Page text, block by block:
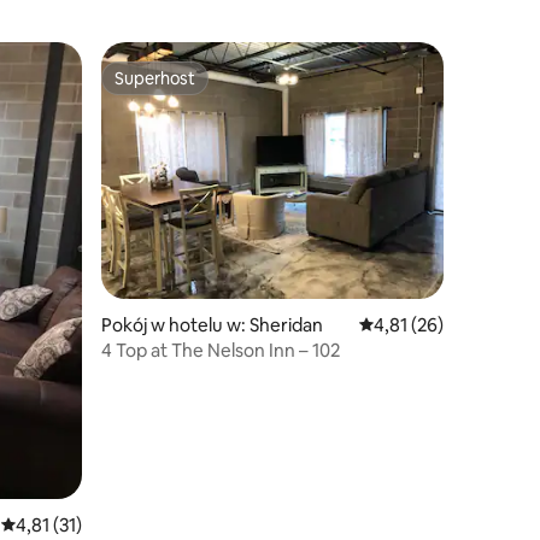
Średnia ocena: 4,81 na 5, liczba recenzji: 31
4,81 (31)
Superhost
Superhost
Pokój w hotelu w: Sheridan Średnia ocena: 4,81
4,81 (26)
4 Top at The Nelson Inn – 102